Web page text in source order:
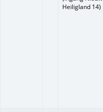
Heiligland 14)